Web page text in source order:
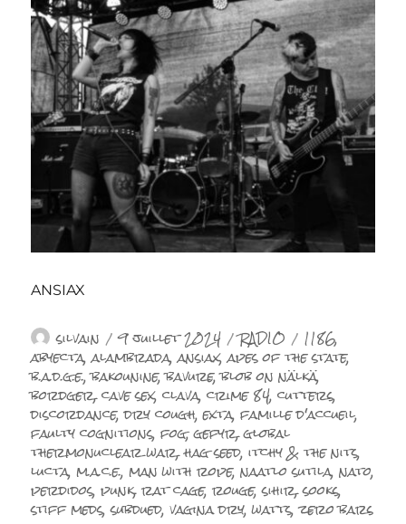
ANSIAX
Auteur
silvain Publié
le
9 juillet 2024 Catégories
RADIO Étiquettes
1186,
abyecta,alambrada,ansiax,apes of the state,
b.a.d.g.e.,bakounine,bavure,blob on nälkä,
bordger,cave sex,clava,crime 84,cutters,
discordance,dry cough,exta,famille d'accueil,
faulty cognitions,fog,gefyr,global
thermonuclear war,hag seed,itchy & the nits,
lucta,m.a.c.e.,man with rope,naatlo sutila,nato,
perdidos,punk,rat cage,rouge,sihir,sooks,
stiff meds,subdued,vagina dry,watts,zero bars